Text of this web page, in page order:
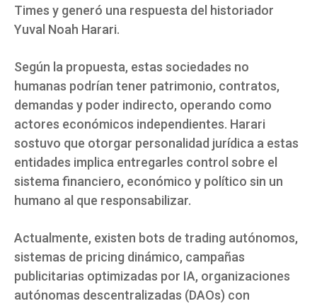
Times y generó una respuesta del historiador
Yuval Noah Harari.
Según la propuesta, estas sociedades no
humanas podrían tener patrimonio, contratos,
demandas y poder indirecto, operando como
actores económicos independientes. Harari
sostuvo que otorgar personalidad jurídica a estas
entidades implica entregarles control sobre el
sistema financiero, económico y político sin un
humano al que responsabilizar.
Actualmente, existen bots de trading autónomos,
sistemas de pricing dinámico, campañas
publicitarias optimizadas por IA, organizaciones
autónomas descentralizadas (DAOs) con